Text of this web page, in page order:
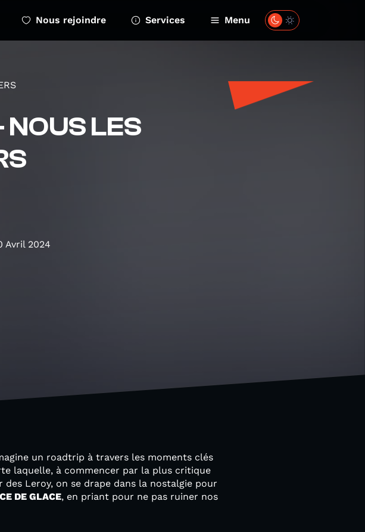
sessionNous rejoindre Services Menu
LES
Avril 2024
un roadtrip à travers les moments clés
laquelle, à commencer par la plus critique
Leroy, on se drape dans la nostalgie pour
DE GLACE, en priant pour ne pas ruiner nos